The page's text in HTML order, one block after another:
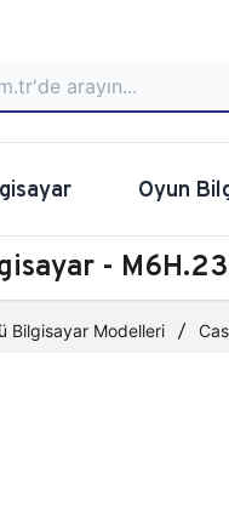
Oyun
-
Bilgisayar Modelleri